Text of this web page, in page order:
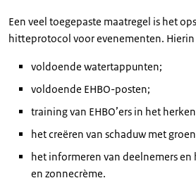
Een veel toegepaste maatregel is het
hitteprotocol voor evenementen. Hierin
voldoende watertappunten;
voldoende EHBO-posten;
training van EHBO’ers in het
het creëren van schaduw met
het informeren van deelnemers
en zonnecrème.